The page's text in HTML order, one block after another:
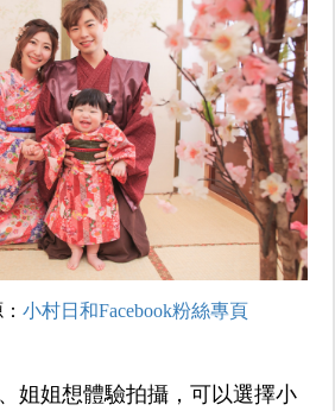
小村日和Facebook粉絲專頁
姐姐想體驗拍攝，可以選擇小